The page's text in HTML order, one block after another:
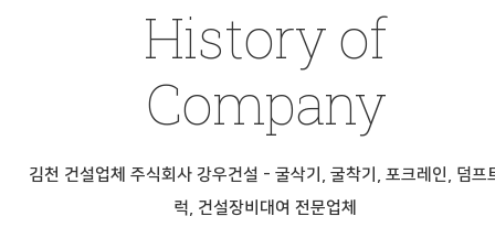
History of
Company
김천 건설업체 주식회사 강우건설 - 굴삭기, 굴착기, 포크레인, 덤프
럭, 건설장비대여 전문업체